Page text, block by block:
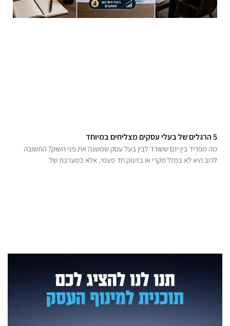
5 הרגלים של בעלי עסקים מצליחים במיוחד
מה מפריד בין יזם ששורד לבין בעל עסק שמשנה את פני השוק? התשובה
לרוב היא לא במזל מקרי או בזינוק חד פעמי, אלא במערכת של